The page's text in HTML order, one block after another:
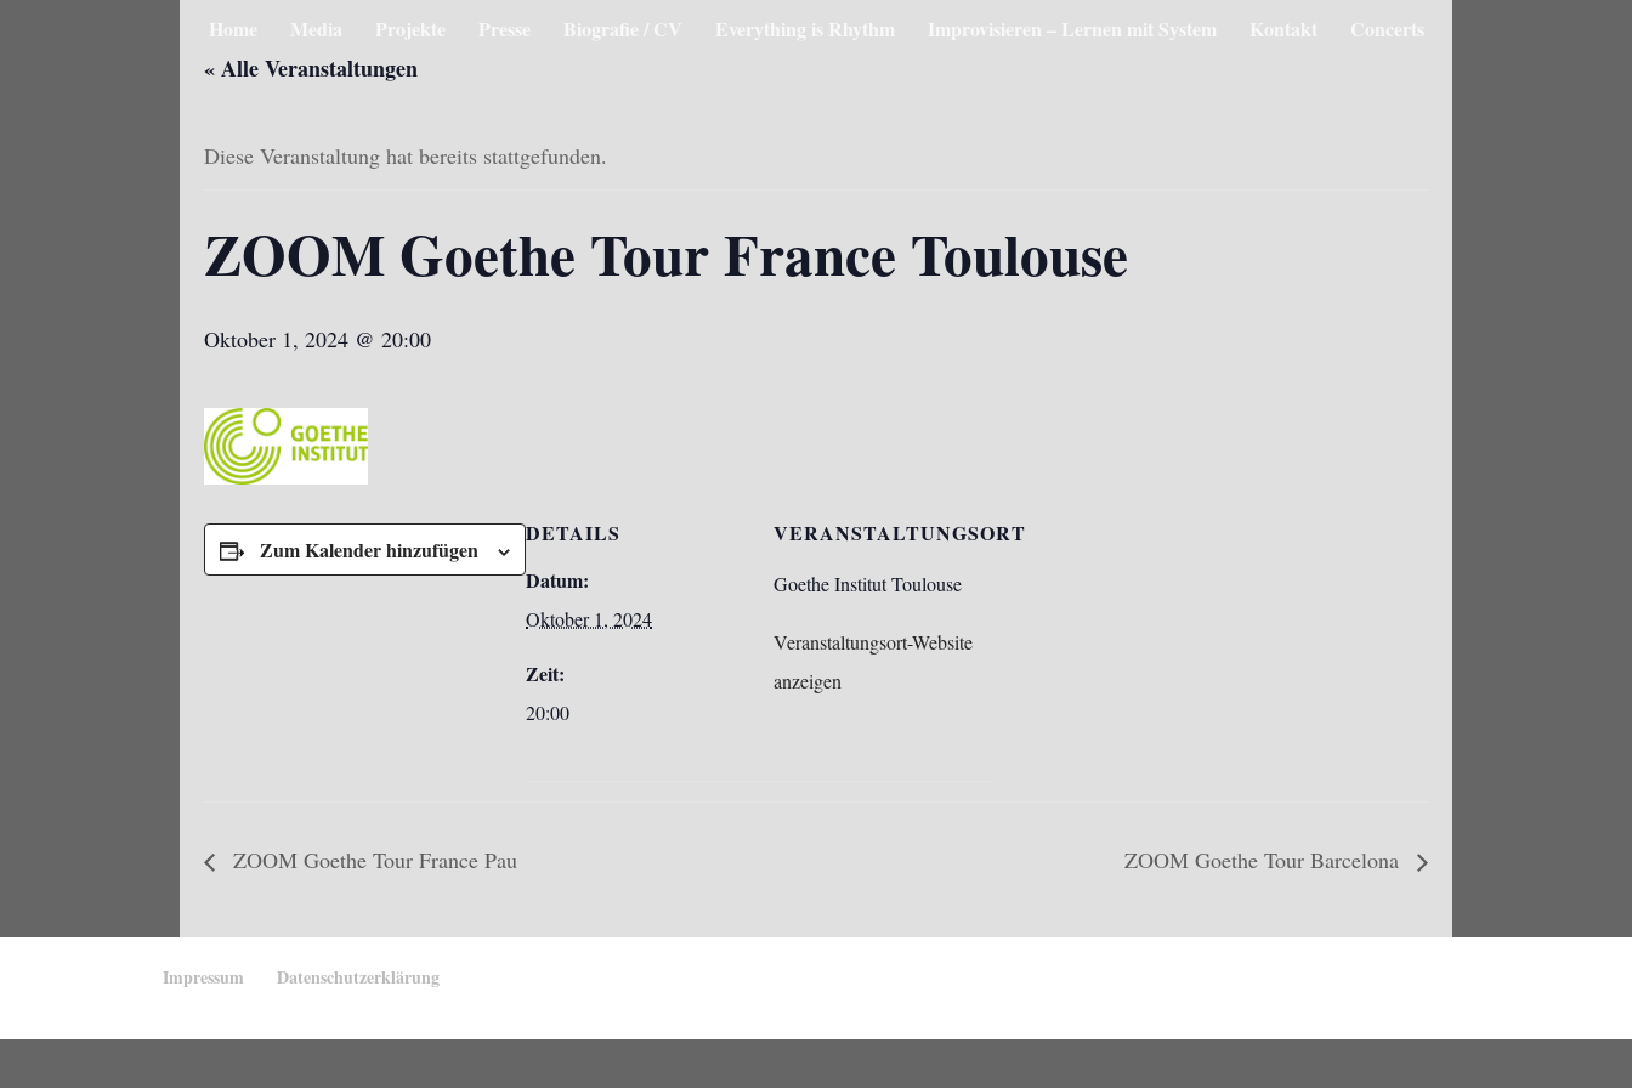
Home Media Projekte Presse Biografie / CV Everything is Rhythm Improvisieren – Lernen mit System Kontakt Concerts
« Alle Veranstaltungen
Diese Veranstaltung hat bereits stattgefunden.
ZOOM Goethe Tour France Toulouse
Oktober 1, 2024 @ 20:00
Zum Kalender hinzufügen
DETAILS
Datum:
Oktober 1, 2024
Zeit:
20:00
VERANSTALTUNGSORT
Goethe Institut Toulouse
Veranstaltungsort-Website
anzeigen
ZOOM Goethe Tour France Pau ZOOM Goethe Tour Barcelona
Impressum Datenschutzerklärung